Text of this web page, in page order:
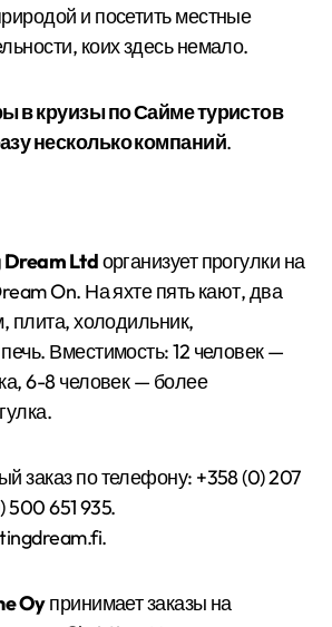
и посетить местные
коих здесь немало.
в круизы по Сайме туристов
несколько компаний.
Ltdорганизует прогулки на
On. На яхте пять кают, два
плита, холодильник,
Вместимость: 12 человек —
6-8 человек — более
заказ по телефону: +358 (0) 207
500 651 935.
Oyпринимает заказы на